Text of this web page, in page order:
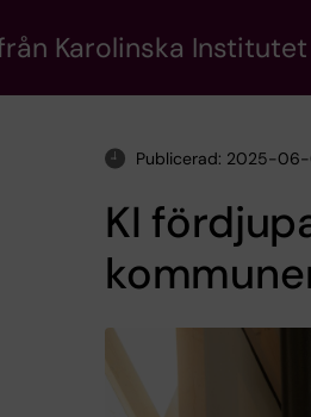
Karolinska Institutet
Publicerad: 2025-
KI